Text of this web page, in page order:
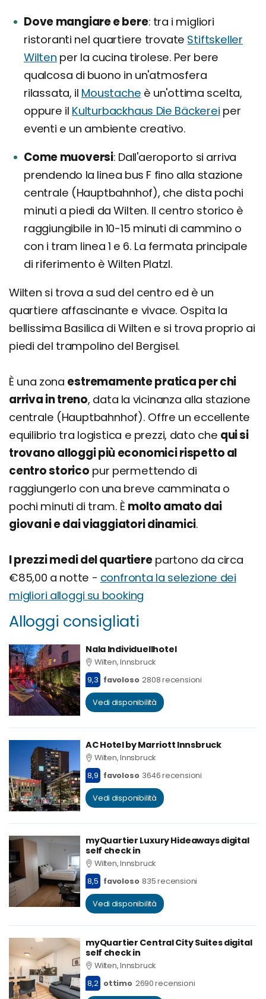
Dove mangiare e bere tra i migliori
ristoranti nel quartiere trovate Stiftskeller
Wilten per la cucina tirolese. Per bere
qualcosa di buono in un'atmosfera
rilassata, il Moustache è un'ottima scelta,
oppure il Kulturbackhaus Die Bäckerei per
eventi e un ambiente creativo.
Come muoversi Dall'aeroporto si arriva
prendendo la linea bus F fino alla stazione
centrale (Hauptbahnhof), che dista pochi
minuti a piedi da Wilten. Il centro storico è
raggiungibile in 10-15 minuti di cammino o
con i tram linea 1 e 6. La fermata principale
di riferimento è Wilten Platzl.
Wilten si trova a sud del centro ed è un
quartiere affascinante e vivace. Ospita la
bellissima Basilica di Wilten e si trova proprio ai
piedi del trampolino del Bergisel.
È una zona estremamente pratica per chi
arriva in treno, data la vicinanza alla stazione
centrale (Hauptbahnhof). Offre un eccellente
equilibrio tra logistica e prezzi, dato che qui si
trovano alloggi più economici rispetto al
centro storico pur permettendo di
raggiungerlo con una breve camminata o
pochi minuti di tram. È molto amato dai
giovani e dai viaggiatori dinamici.
I prezzi medi del quartierepartono da circa
€85,00 a notte - confronta la selezione dei
migliori alloggi su booking
Alloggi consigliati
Nala Individuellhotel
Wilten, Innsbruck
9,3 favoloso 2808 recensioni
Vedi disponibilità
AC Hotel by Marriott Innsbruck
Wilten, Innsbruck
8,9 favoloso 3646 recensioni
Vedi disponibilità
myQuartier Luxury Hideaways digital
self check in
Wilten, Innsbruck
8,5 favoloso 835 recensioni
Vedi disponibilità
myQuartier Central City Suites digital
self check in
Wilten, Innsbruck
8,2 ottimo 2690 recensioni